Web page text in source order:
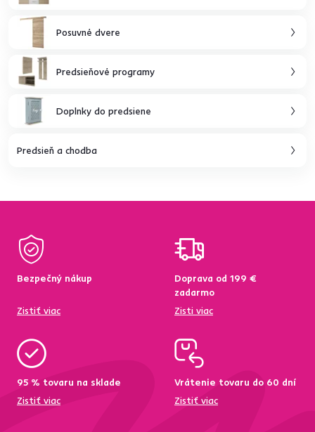
Posuvné dvere
Predsieňové programy
Doplnky do predsiene
Predsieň a chodba
Bezpečný nákup
Zistiť viac
Doprava od 199 €
zadarmo
Zisti viac
95 % tovaru na sklade
Zistiť viac
Vrátenie tovaru do 60 dní
Zistiť viac